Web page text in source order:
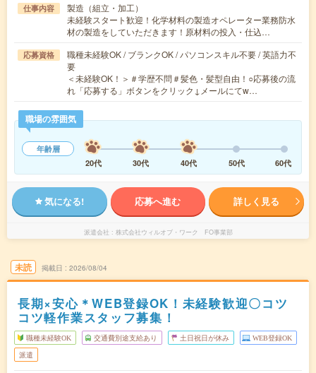
仕事内容
製造（組立・加工）
未経験スタート歓迎！化学材料の製造オペレーター業務防水
材の製造をしていただきます！原材料の投入・仕込…
応募資格
職種未経験OK / ブランクOK / パソコンスキル不要 / 英語力不
要
＜未経験OK！＞＃学歴不問＃髪色・髪型自由！○応募後の流
れ「応募する」ボタンをクリック↓メールにてw…
職場の雰囲気
年齢層
20代
30代 40代 50代 60代
気になる! 応募へ進む 詳しく見る
派遣会社 株式会社ウィルオブ・ワーク FO事業部
未読 掲載日 2026/08/04
長期×安心＊WEB登録OK！未経験歓迎〇コツ
コツ軽作業スタッフ募集！
職種未経験OK 交通費別途支給あり 土日祝日が休み WEB登録OK
派遣